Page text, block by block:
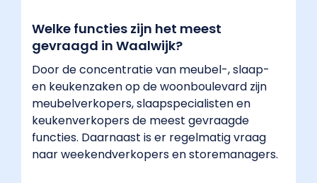
Welke functies zijn het meest
gevraagd in Waalwijk?
Door de concentratie van meubel-, slaap-
en keukenzaken op de woonboulevard zijn
meubelverkopers, slaapspecialisten en
keukenverkopers de meest gevraagde
functies. Daarnaast is er regelmatig vraag
naar weekendverkopers en storemanagers.